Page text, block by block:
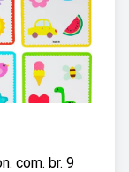
com. br. 9